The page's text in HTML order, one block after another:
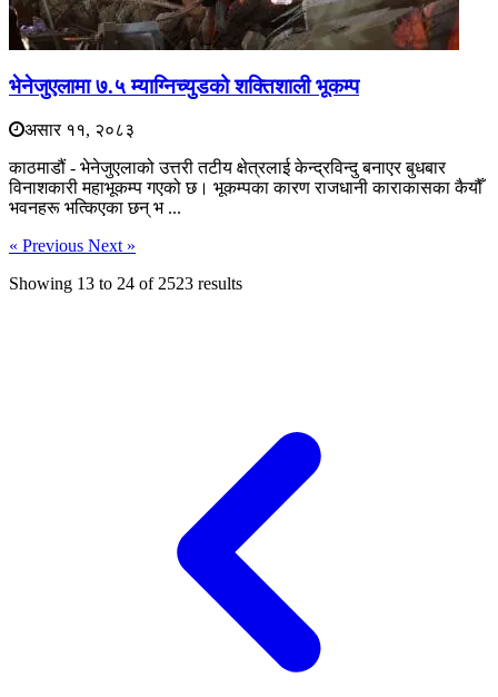
भेनेजुएलामा ७.५ म्याग्निच्युडको शक्तिशाली भूकम्प
असार ११, २०८३
काठमाडौं - भेनेजुएलाको उत्तरी तटीय क्षेत्रलाई केन्द्रविन्दु बनाएर बुधबार
विनाशकारी महाभूकम्प गएको छ। भूकम्पका कारण राजधानी काराकासका कैयौँ
भवनहरू भत्किएका छन् भ ...
« Previous Next »
Showing 13 to 24 of 2523 results